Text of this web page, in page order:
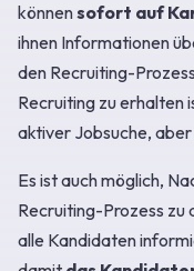
könnensofort auf
ihnen Informationen
den Recruiting-
Recruiting zu erhalten
aktiver Jobsuche,
Es ist auch möglich,
Recruiting-Prozess zu
alle Kandidaten